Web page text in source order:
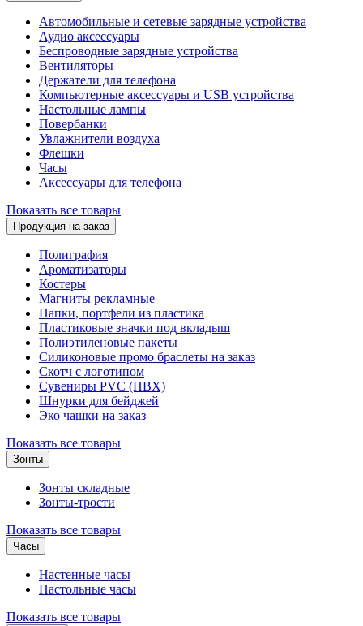
Автомобильные и сетевые зарядные устройства
Аудио аксессуары
Беспроводные зарядные устройства
Вентиляторы
Держатели для телефона
Компьютерные аксессуары и USB устройства
Настольные лампы
Повербанки
Увлажнители воздуха
Флешки
Часы
Аксессуары для телефона
Показать все товары
Продукция на заказ
Полиграфия
Ароматизаторы
Костеры
Магниты рекламные
Папки, портфели из пластика
Пластиковые значки под вкладыш
Полиэтиленовые пакеты
Силиконовые промо браслеты на заказ
Скотч с логотипом
Сувениры PVC (ПВХ)
Шнурки для бейджей
Эко чашки на заказ
Показать все товары
Зонты
Зонты складные
Зонты-трости
Показать все товары
Часы
Настенные часы
Настольные часы
Показать все товары